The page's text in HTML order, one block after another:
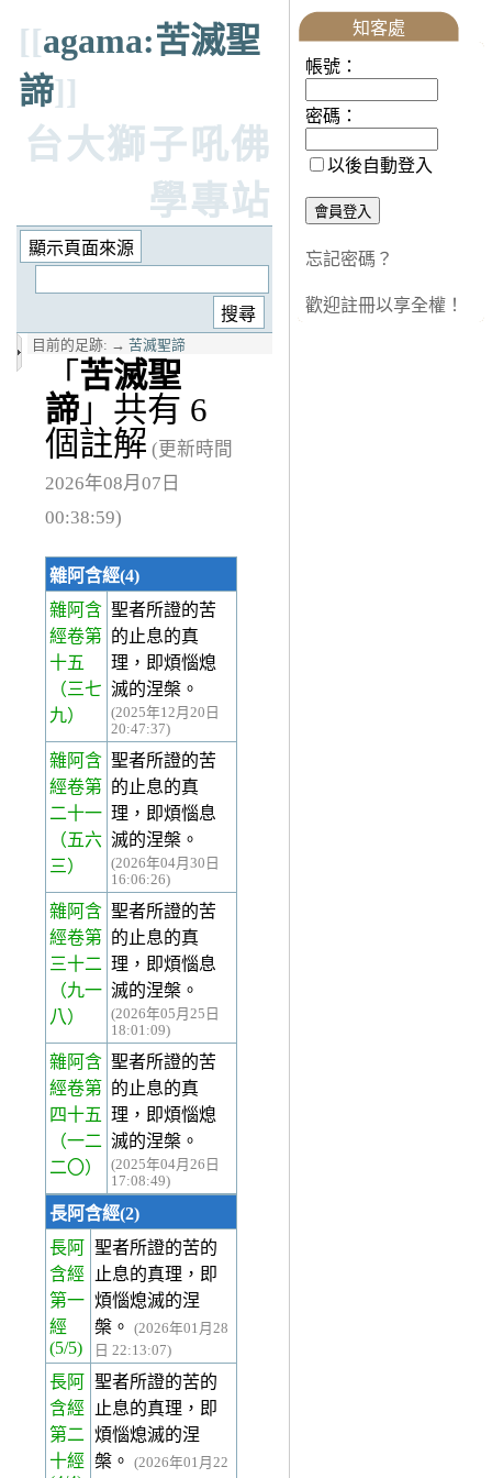
[[agama:苦滅聖
諦]]
台大獅子吼佛
學專站
目前的足跡: → 苦滅聖諦
「 苦滅聖
諦 」共有 6
個註解 (更新時間
2026年08月07日
00:38:59)
雜阿含經(4)
雜阿含
經卷第
十五
（三七
九）
聖者所證的苦
的止息的真
理，即煩惱熄
滅的涅槃。
(2025年12月20日
20:47:37)
雜阿含
經卷第
二十一
（五六
三）
聖者所證的苦
的止息的真
理，即煩惱息
滅的涅槃。
(2026年04月30日
16:06:26)
雜阿含
經卷第
三十二
（九一
八）
聖者所證的苦
的止息的真
理，即煩惱息
滅的涅槃。
(2026年05月25日
18:01:09)
雜阿含
經卷第
四十五
（一二
二〇）
聖者所證的苦
的止息的真
理，即煩惱熄
滅的涅槃。
(2025年04月26日
17:08:49)
長阿含經(2)
長阿
含經
第一
經
(5/5)
聖者所證的苦的
止息的真理，即
煩惱熄滅的涅
槃。
(2026年01月28
日 22:13:07)
長阿
含經
第二
十經
聖者所證的苦的
止息的真理，即
煩惱熄滅的涅
槃。
(2026年01月22
知客處
帳號：
密碼：
以後自動登入
忘記密碼？
歡迎註冊以享全權！